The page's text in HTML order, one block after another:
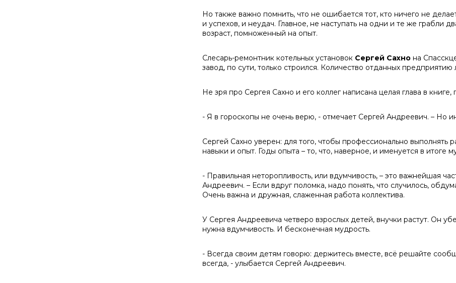
Но также важно помнить, что не ошибается тот, кто ничего не
и успехов, и неудач. Главное, не наступать на одни и те же грабли
возраст, помноженный на опыт.
Слесарь-ремонтник котельных установок Сергей Сахно на
завод, по сути, только строился. Количество отданных
Не зря про Сергея Сахно и его коллег написана целая глава в
- Я в гороскопы не очень верю, - отмечает Сергей Андреевич. – Но
Сергей Сахно уверен: для того, чтобы профессионально выполнять
навыки и опыт. Годы опыта – то, что, наверное, и именуется в итоге
- Правильная неторопливость, или вдумчивость, – это важнейшая
Андреевич. – Если вдруг поломка, надо понять, что случилось,
Очень важна и дружная, слаженная работа коллектива.
У Сергея Андреевича четверо взрослых детей, внучки растут. Он
нужна вдумчивость. И бесконечная мудрость.
- Всегда своим детям говорю: держитесь вместе, всё решайте
всегда, - улыбается Сергей Андреевич.